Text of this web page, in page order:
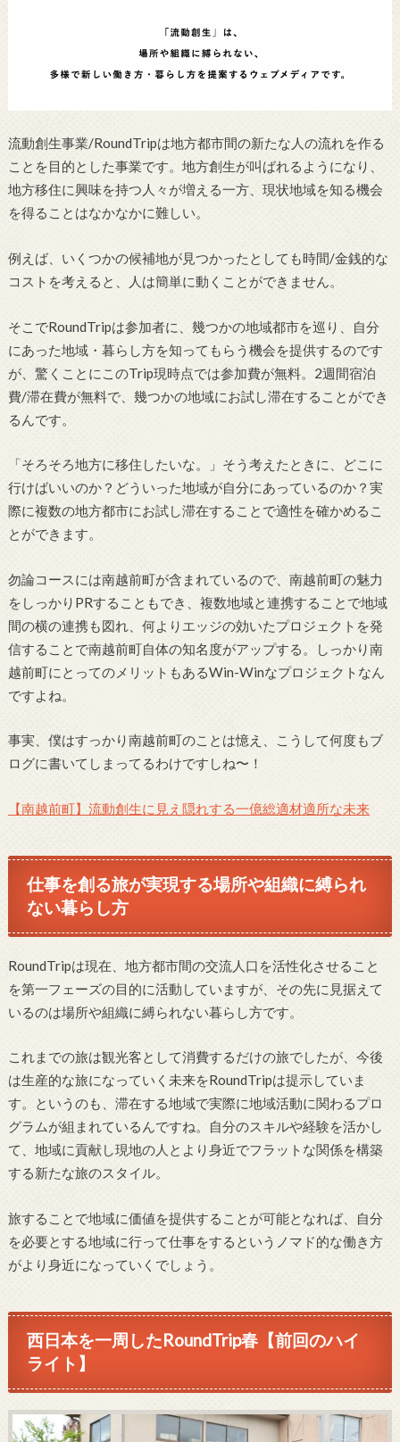
流動創生事業/RoundTripは地方都市間の新たな人の流れを作る
ことを目的とした事業です。地方創生が叫ばれるようになり、
地方移住に興味を持つ人々が増える一方、現状地域を知る機会
を得ることはなかなかに難しい。
例えば、いくつかの候補地が見つかったとしても時間/金銭的な
コストを考えると、人は簡単に動くことができません。
そこでRoundTripは参加者に、幾つかの地域都市を巡り、自分
にあった地域・暮らし方を知ってもらう機会を提供するのです
が、驚くことにこのTrip現時点では参加費が無料。2週間宿泊
費/滞在費が無料で、幾つかの地域にお試し滞在することができ
るんです。
「そろそろ地方に移住したいな。」そう考えたときに、どこに
行けばいいのか？どういった地域が自分にあっているのか？実
際に複数の地方都市にお試し滞在することで適性を確かめるこ
とができます。
勿論コースには南越前町が含まれているので、南越前町の魅力
をしっかりPRすることもでき、複数地域と連携することで地域
間の横の連携も図れ、何よりエッジの効いたプロジェクトを発
信することで南越前町自体の知名度がアップする。しっかり南
越前町にとってのメリットもあるWin-Winなプロジェクトなん
ですよね。
事実、僕はすっかり南越前町のことは憶え、こうして何度もブ
ログに書いてしまってるわけですしね〜！
【南越前町】流動創生に見え隠れする一億総適材適所な未来
仕事を創る旅が実現する場所や組織に縛られ
ない暮らし方
RoundTripは現在、地方都市間の交流人口を活性化させること
を第一フェーズの目的に活動していますが、その先に見据えて
いるのは場所や組織に縛られない暮らし方です。
これまでの旅は観光客として消費するだけの旅でしたが、今後
は生産的な旅になっていく未来をRoundTripは提示していま
す。というのも、滞在する地域で実際に地域活動に関わるプロ
グラムが組まれているんですね。自分のスキルや経験を活かし
て、地域に貢献し現地の人とより身近でフラットな関係を構築
する新たな旅のスタイル。
旅することで地域に価値を提供することが可能となれば、自分
を必要とする地域に行って仕事をするというノマド的な働き方
がより身近になっていくでしょう。
西日本を一周したRoundTrip春【前回のハイ
ライト】